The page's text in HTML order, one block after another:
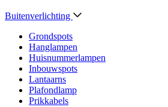
Buitenverlichting
Grondspots
Hanglampen
Huisnummerlampen
Inbouwspots
Lantaarns
Plafondlamp
Prikkabels